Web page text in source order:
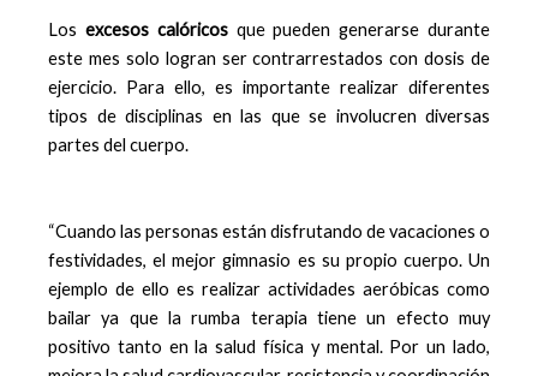
Los excesos calóricosque pueden generarse durante
este mes solo logran ser contrarrestados con dosis de
ejercicio. Para ello, es importante realizar diferentes
tipos de disciplinas en las que se involucren diversas
partes del cuerpo.
“Cuando las personas están disfrutando de vacaciones o
festividades, el mejor gimnasio es su propio cuerpo. Un
ejemplo de ello es realizar actividades aeróbicas como
bailar ya que la rumba terapia tiene un efecto muy
positivo tanto en la salud física y mental. Por un lado,